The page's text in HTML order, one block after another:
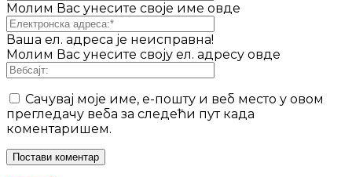
Молим Вас унесите своје име овде
Ваша ел. адреса је неисправна!
Молим Вас унесите своју ел. адресу овде
Сачувај моје име, е-пошту и веб место у овом
прегледачу веба за следећи пут када
коментаришем.